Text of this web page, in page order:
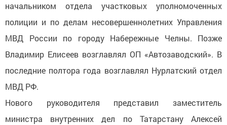
начальником отдела участковых уполномоченных
полиции и по делам несовершеннолетних Управления
МВД России по городу Набережные Челны. Позже
Владимир Елисеев возглавлял ОП «Автозаводский». В
последние полтора года возглавлял Нурлатский отдел
МВД РФ.
Нового руководителя представил заместитель
министра внутренних дел по Татарстану Алексей